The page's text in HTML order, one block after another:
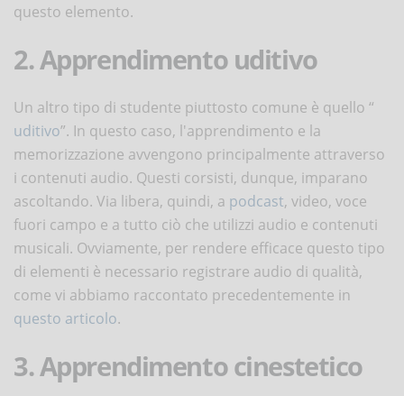
questo elemento.
2. Apprendimento uditivo
Un altro tipo di studente piuttosto comune è quello “
uditivo”. In questo caso, l'apprendimento e la
memorizzazione avvengono principalmente attraverso
i contenuti audio. Questi corsisti, dunque, imparano
ascoltando. Via libera, quindi, a podcast, video, voce
fuori campo e a tutto ciò che utilizzi audio e contenuti
musicali. Ovviamente, per rendere efficace questo tipo
di elementi è necessario registrare audio di qualità,
come vi abbiamo raccontato precedentemente in
questo articolo.
3. Apprendimento cinestetico